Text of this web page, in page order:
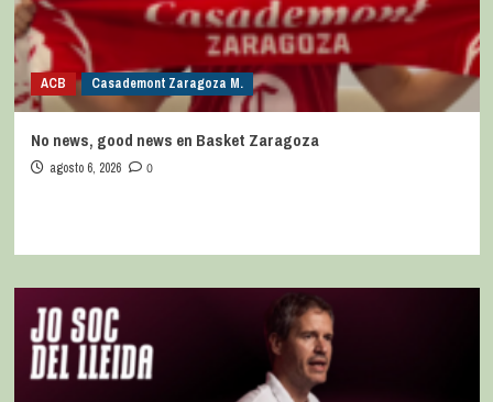
ACB Casademont Zaragoza M.
No news, good news en Basket Zaragoza
agosto 6, 2026 0